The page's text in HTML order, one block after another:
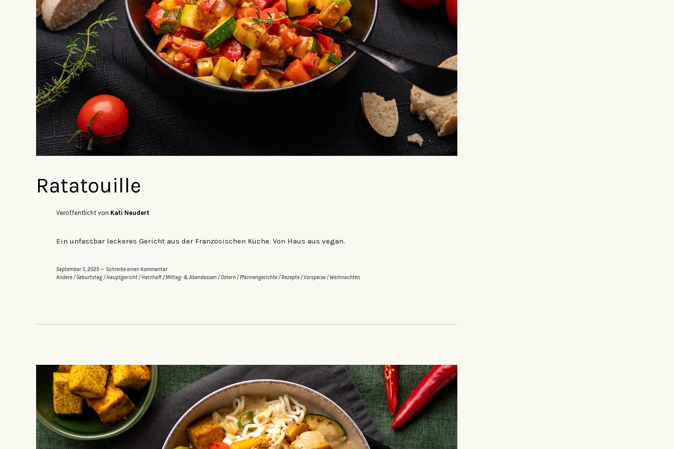
Ratatouille
Veröffentlicht von Kati Neudert
Ein unfassbar leckeres Gericht aus der Französischen Küche. Von Haus aus vegan.
September 5, 2025
Schreibe einen Kommentar
Andere /Geburtstag /Hauptgericht /Herzhaft /Mittag- & Abendessen /Ostern /Pfannengerichte /Rezepte /Vorspeise /Weihnachten